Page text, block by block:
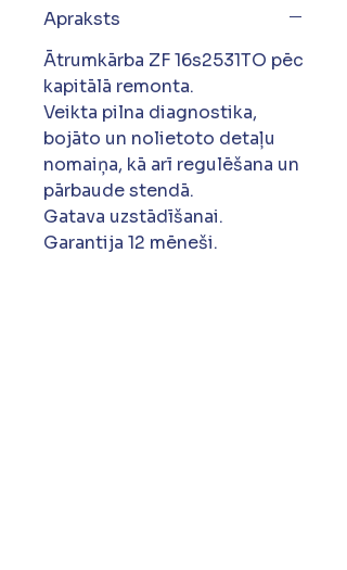
Apraksts
Ātrumkārba ZF 16s2531TO pēc
kapitālā remonta.
Veikta pilna diagnostika,
bojāto un nolietoto detaļu
nomaiņa, kā arī regulēšana un
pārbaude stendā.
Gatava uzstādīšanai.
Garantija 12 mēneši.